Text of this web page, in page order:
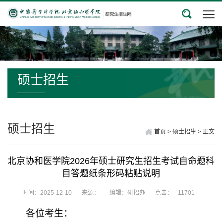
硕士招生
硕士招生 首页 > 硕士招生 > 正文
北京协和医学院2026年硕士研究生招生考试自命题科
目答题纸条形码粘贴说明
时间：2025-12-10 来源： 编辑：研招办 点击： 11701
各位考生：